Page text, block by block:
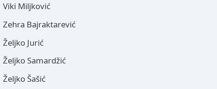
Viki Miljković
Zehra Bajraktarević
Željko Jurić
Željko Samardžić
Željko Šašić